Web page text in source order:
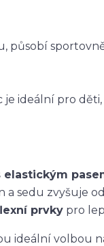
působí
je ideální pro
a sedu zvyšuje
prvky pro
ideální volbou